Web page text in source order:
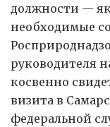
должности —
необходимые
руководителя
косвенно
визита в
федеральной